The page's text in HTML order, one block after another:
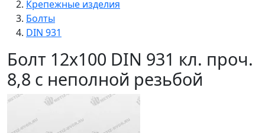
Крепежные изделия
Болты
DIN 931
Болт 12х100 DIN 931 кл. проч.
8,8 с неполной резьбой